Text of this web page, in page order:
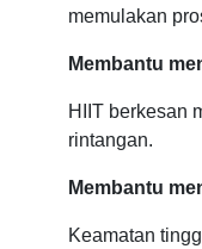
memulakan
Membantu
HIIT berkesan
rintangan.
Membantu
Keamatan